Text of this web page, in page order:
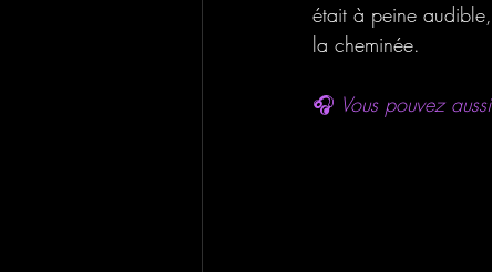
était à peine
la cheminée.
🎧 Vous pouvez